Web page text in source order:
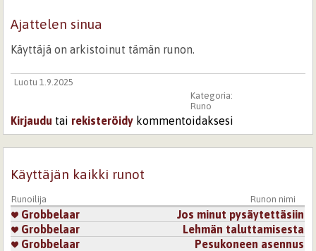
Ajattelen sinua
Käyttäjä on arkistoinut tämän runon.
Luotu 1.9.2025
Kategoria:
Runo
Kirjaudu tai rekisteröidy kommentoidaksesi
Käyttäjän kaikki runot
Runoilija Runon nimi
Grobbelaar
Jos minut pysäytettäsiin
Grobbelaar
Lehmän taluttamisesta
Grobbelaar
Pesukoneen asennus